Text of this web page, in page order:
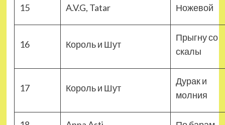
15 A.V.G, Tatar Ножевой
16 Король и Шут
Прыгну со
скалы
17 Король и Шут
Дурак и
молния